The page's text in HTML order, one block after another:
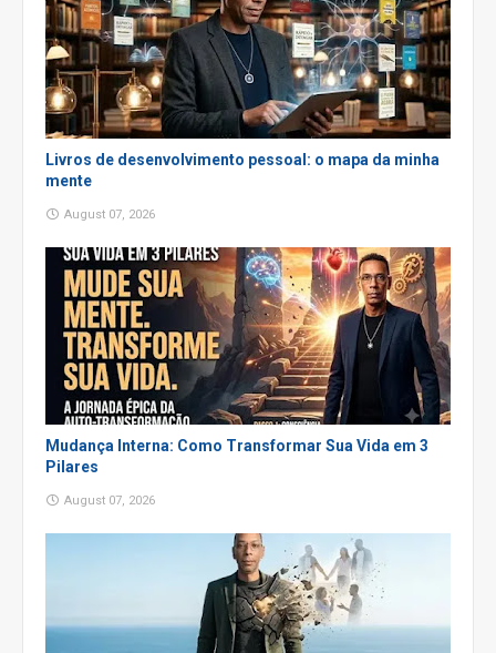
Livros de desenvolvimento pessoal: o mapa da minha
mente
August 07, 2026
Mudança Interna: Como Transformar Sua Vida em 3
Pilares
August 07, 2026